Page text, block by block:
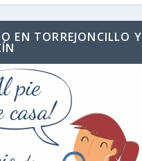
EN TORREJONCILLO Y